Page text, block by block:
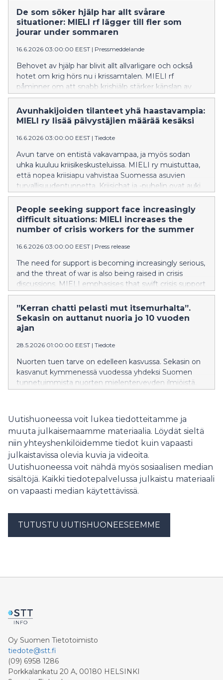
Rovaniemeltä.
De som söker hjälp har allt svårare
situationer: MIELI rf lägger till fler som
jourar under sommaren
16.6.2026 03:00:00 EEST | Pressmeddelande
Behovet av hjälp har blivit allt allvarligare och också
hotet om krig hörs nu i krissamtalen. MIELI rf
påminner om att snabb krishjälp stärker känslan av
trygghet hos dem som bor i Finland. Krischatten och
kristelefonen är öppna genom hela sommaren.
Avunhakijoiden tilanteet yhä haastavampia:
MIELI ry lisää päivystäjien määrää kesäksi
16.6.2026 03:00:00 EEST | Tiedote
Avun tarve on entistä vakavampaa, ja myös sodan
uhka kuuluu kriisikeskusteluissa. MIELI ry muistuttaa,
että nopea kriisiapu vahvistaa Suomessa asuvien
turvallisuudentunnetta. Kriisichat ja -puhelin ovat auki
läpi kesän.
People seeking support face increasingly
difficult situations: MIELI increases the
number of crisis workers for the summer
16.6.2026 03:00:00 EEST | Press release
The need for support is becoming increasingly serious,
and the threat of war is also being raised in crisis
discussions. MIELI emphasises that swift crisis support
strengthens the sense of safety among people living
in Finland. The MIELI Crisis Chat and MIELI Crisis
Helpline will remain open throughout the summer.
”Kerran chatti pelasti mut itsemurhalta”.
Sekasin on auttanut nuoria jo 10 vuoden
ajan
28.5.2026 01:00:00 EEST | Tiedote
Nuorten tuen tarve on edelleen kasvussa. Sekasin on
kasvanut kymmenessä vuodessa yhdeksi Suomen
tunnetuimmista nuorten mielenterveyden ilmiöistä.
käyty yli 240 000 keskustelua ja Gaming-yhteisössä on
ollut kymmeniä tuhansia jäseniä.
Uutishuoneessa voit lukea tiedotteitamme ja
muuta julkaisemaamme materiaalia. Löydät sieltä
niin yhteyshenkilöidemme tiedot kuin vapaasti
julkaistavissa olevia kuvia ja videoita.
Uutishuoneessa voit nähdä myös sosiaalisen median
sisältöjä. Kaikki tiedotepalvelussa julkaistu materiaali
on vapaasti median käytettävissä.
TUTUSTU UUTISHUONEESEEMME
Oy Suomen Tietotoimisto
tiedote@stt.fi
(09) 6958 1286
Porkkalankatu 20 A, 00180 HELSINKI